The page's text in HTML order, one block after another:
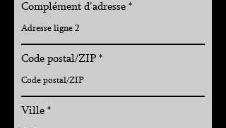
Complément d'adresse
Code postal/ZIP
Ville